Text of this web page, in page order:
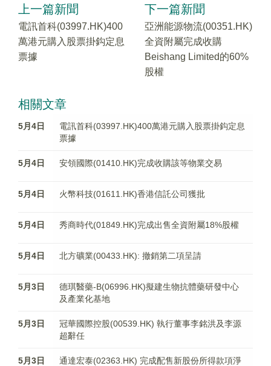
上一篇新聞
電訊首科(03997.HK)400
萬港元購入股票掛鈎定息
票據
下一篇新聞
亞洲能源物流(00351.HK)
全資附屬完成收購
Beishang Limited的60%
股權
相關文章
5月4日
電訊首科(03997.HK)400萬港元購入股票掛鈎定息
票據
5月4日 安領國際(01410.HK)完成收購該等物業交易
5月4日 火幣科技(01611.HK)香港信託公司獲批
5月4日 秀商時代(01849.HK)完成出售全資附屬18%股權
5月4日 北方礦業(00433.HK): 撤銷第二項呈請
5月3日
德琪醫藥-B(06996.HK)擬建生物抗體藥研發中心
及產業化基地
5月3日
冠華國際控股(00539.HK) 執行董事李銘洪及李源
超辭任
5月3日
通達宏泰(02363.HK) 完成配售新股份所得款項淨